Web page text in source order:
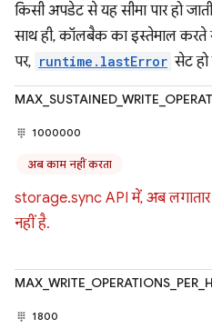
किसी अपडेट से यह सीमा पार हो
साथ ही, कॉलबैक का इस्तेमाल करते
पर, runtime.lastError सेट हो
1000000
अब काम नहीं करता
storage.sync API में, अब
नहीं है.
1800